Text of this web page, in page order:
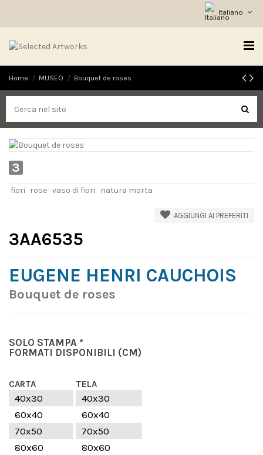
Italiano
Home MUSEO Bouquet de roses
3
fiori rose vaso di fiori natura morta
AGGIUNGI AI PREFERITI
3AA6535
EUGENE HENRI CAUCHOIS
Bouquet de roses
SOLO STAMPA *
FORMATI DISPONIBILI (CM)
CARTA TELA
40x30
40x30
60x40
60x40
70x50
70x50
80x60
80x60